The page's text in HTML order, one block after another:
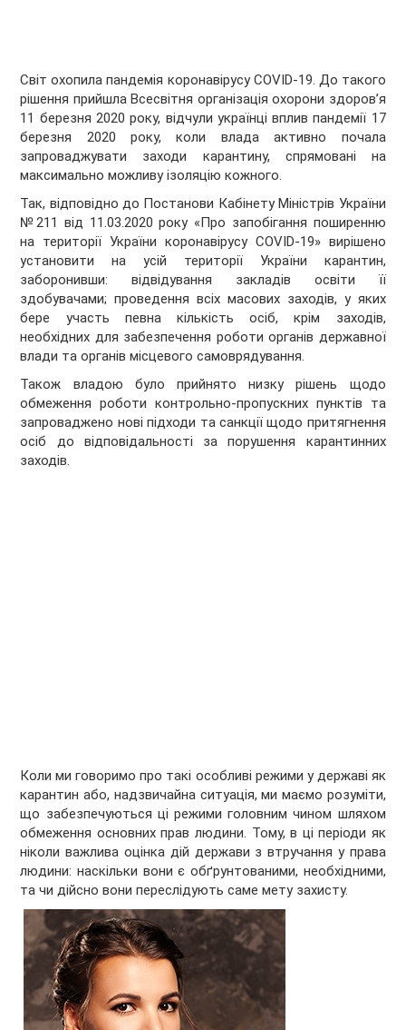
Світ охопила пандемія коронавірусу COVID-19. До такого
рішення прийшла Всесвітня організація охорони здоров’я
11 березня 2020 року, відчули українці вплив пандемії 17
березня 2020 року, коли влада активно почала
запроваджувати заходи карантину, спрямовані на
максимально можливу ізоляцію кожного.
Так, відповідно до Постанови Кабінету Міністрів України
№211 від 11.03.2020 року «Про запобігання поширенню
на території України коронавірусу COVID-19» вирішено
установити на усій території України карантин,
заборонивши: відвідування закладів освіти її
здобувачами; проведення всіх масових заходів, у яких
бере участь певна кількість осіб, крім заходів,
необхідних для забезпечення роботи органів державної
влади та органів місцевого самоврядування.
Також владою було прийнято низку рішень щодо
обмеження роботи контрольно-пропускних пунктів та
запроваджено нові підходи та санкції щодо притягнення
осіб до відповідальності за порушення карантинних
заходів.
Коли ми говоримо про такі особливі режими у державі як
карантин або, надзвичайна ситуація, ми маємо розуміти,
що забезпечуються ці режими головним чином шляхом
обмеження основних прав людини. Тому, в ці періоди як
ніколи важлива оцінка дій держави з втручання у права
людини: наскільки вони є обґрунтованими, необхідними,
та чи дійсно вони переслідують саме мету захисту.